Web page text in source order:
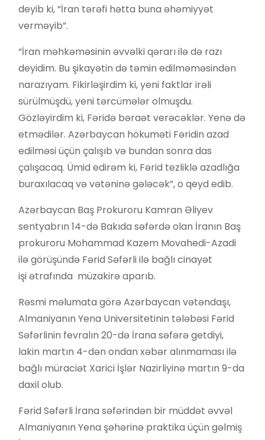
deyib ki, “İran tərəfi hətta buna əhəmiyyət
verməyib”.
“İran məhkəməsinin əvvəlki qərarı ilə də razı
deyidim. Bu şikayətin də təmin edilməməsindən
narazıyam. Fikirləşirdim ki, yeni faktlar irəli
sürülmüşdü, yeni tərcümələr olmuşdu.
Gözləyirdim ki, Fəridə bəraət verəcəklər. Yenə də
etmədilər. Azərbaycan hökuməti Fəridin azad
edilməsi üçün çalışıb və bundan sonra das
çalışacaq. Ümid edirəm ki, Fərid tezliklə azadlığa
buraxılacaq və vətəninə gələcək”, o qeyd edib.
Azərbaycan Baş Prokuroru Kamran Əliyev
sentyabrın 14-də Bakıda səfərdə olan İranın Baş
prokuroru Mohammad Kazem Movahedi-Azadi
ilə görüşündə Fərid Səfərli ilə bağlı cinayət
işi ətrafında müzakirə aparıb.
Rəsmi məlumata görə Azərbaycan vətəndaşı,
Almaniyanın Yena Universitetinin tələbəsi Fərid
Səfərlinin fevralın 20-də İrana səfərə getdiyi,
lakin martın 4-dən ondan xəbər alınmaması ilə
bağlı müraciət Xarici İşlər Nazirliyinə martın 9-da
daxil olub.
Fərid Səfərli İrana səfərindən bir müddət əvvəl
Almaniyanın Yena şəhərinə praktika üçün gəlmiş